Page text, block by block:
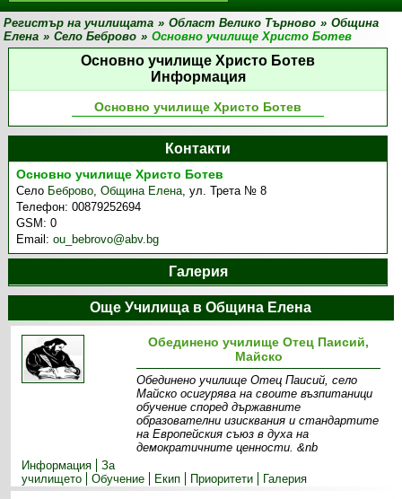
Регистър на училищата » Област Велико Търново » Община
Елена » Село Беброво » Основно училище Христо Ботев
Основно училище Христо Ботев
Информация
Основно училище Христо Ботев
Контакти
Основно училище Христо Ботев
Село Беброво,Община Елена,ул. Трета № 8
Телефон:00879252694
GSM:0
Email:ou_bebrovo@abv.bg
Галерия
Още Училища в Община Елена
Обединено училище Отец Паисий,
Майско
Обединено училище Отец Паисий, село
Майско осигурява на своите възпитаници
обучение според държавните
образователни изисквания и стандартите
на Европейския съюз в духа на
демократичните ценности. &nb
Информация
За
училището
Обучение Екип Приоритети Галерия